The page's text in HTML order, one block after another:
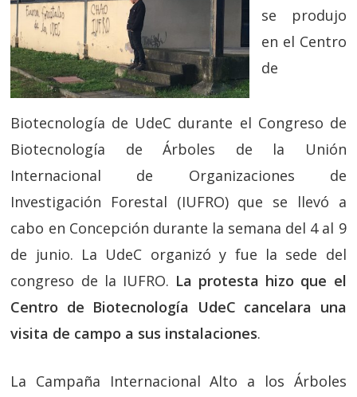
se produjo
en el Centro
de
Biotecnología de UdeC durante el Congreso de
Biotecnología de Árboles de la Unión
Internacional de Organizaciones de
Investigación Forestal (IUFRO) que se llevó a
cabo en Concepción durante la semana del 4 al 9
de junio. La UdeC organizó y fue la sede del
congreso de la IUFRO. La protesta hizo que el
Centro de Biotecnología UdeC cancelara una
visita de campo a sus instalaciones.
La Campaña Internacional Alto a los Árboles